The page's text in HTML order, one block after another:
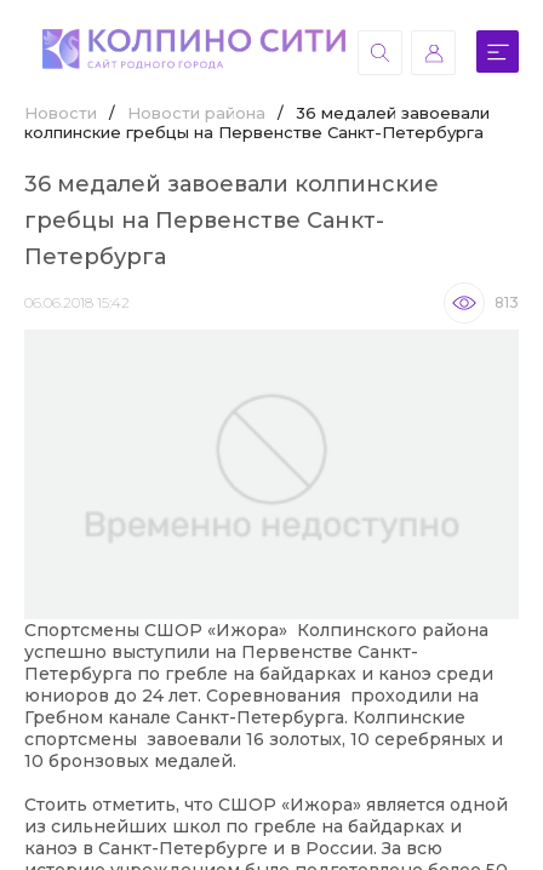
Новости / Новости района /
36 медалей завоевали
колпинские гребцы на Первенстве Санкт-Петербурга
36 медалей завоевали колпинские
гребцы на Первенстве Санкт-
Петербурга
06.06.2018 15:42 813
Спортсмены СШОР «Ижора» Колпинского района
успешно выступили на Первенстве Санкт-
Петербурга по гребле на байдарках и каноэ среди
юниоров до 24 лет. Соревнования проходили на
Гребном канале Санкт-Петербурга. Колпинские
спортсмены завоевали 16 золотых, 10 серебряных и
10 бронзовых медалей.
Стоить отметить, что СШОР «Ижора» является одной
из сильнейших школ по гребле на байдарках и
каноэ в Санкт-Петербурге и в России. За всю